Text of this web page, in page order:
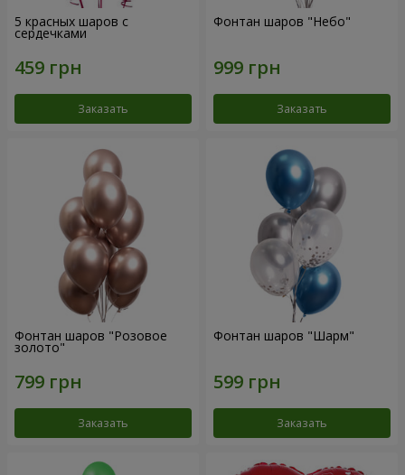
5 красных шаров с
сердечками
Заказать
Фонтан шаров "Небо"
Заказать
Фонтан шаров "Розовое
золото"
Заказать
Фонтан шаров "Шарм"
Заказать